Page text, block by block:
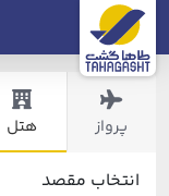
پرواز هتل
انتخاب مقصد